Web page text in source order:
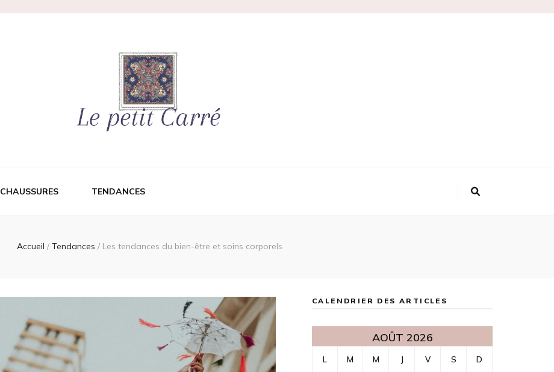
CHAUSSURES TENDANCES
Accueil / Tendances / Les tendances du bien-être et soins corporels
CALENDRIER DES ARTICLES
AOÛT 2026
L M M J V S D